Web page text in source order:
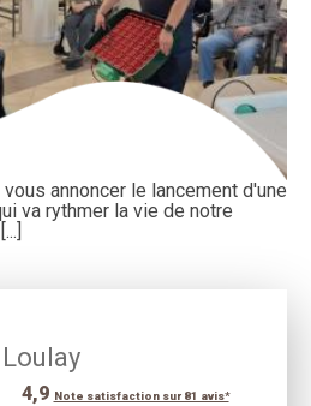
annoncer le lancement d'une
va rythmer la vie de notre
4,9 Note satisfaction sur 81 avis*